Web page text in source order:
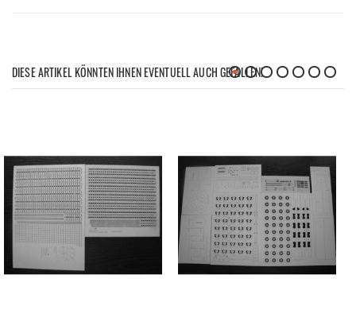
DIESE ARTIKEL KÖNNTEN IHNEN EVENTUELL AUCH GEFALLEN!